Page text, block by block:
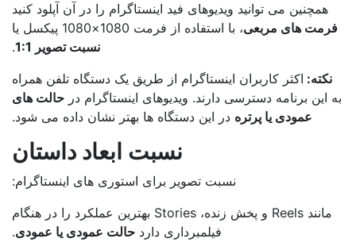
همچنین می توانید ویدیوهای فید اینستاگرام را در آن آپلود کنید
های مربعی، با استفاده از فرمت 1080×1080 پیکسل یا
نسبت تصویر 1:1
.
نکته:اکثر کاربران اینستاگرام از طریق یک دستگاه تلفن همراه
این برنامه دسترسی دارند. ویدیوهای اینستاگرام درحالت های
عمودی یا پرترهدر این دستگاه ها بهتر نشان داده می شود.
نسبت ابعاد داستان
نسبت تصویر برای استوری های اینستاگرام:
مانند Reels و پخش زنده، Stories بهترین عملکرد را در هنگام
فیلمبرداری داردحالت عمودی یا عمودی.